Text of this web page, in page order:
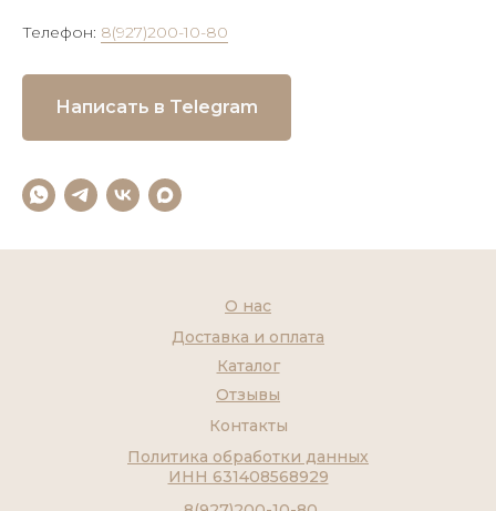
Телефон: 8(927)200-10-80
Написать в Telegram
Контакты
Каталог
О нас
Доставка и оплата
Отзывы
Политика обработки данных
ИНН 631408568929